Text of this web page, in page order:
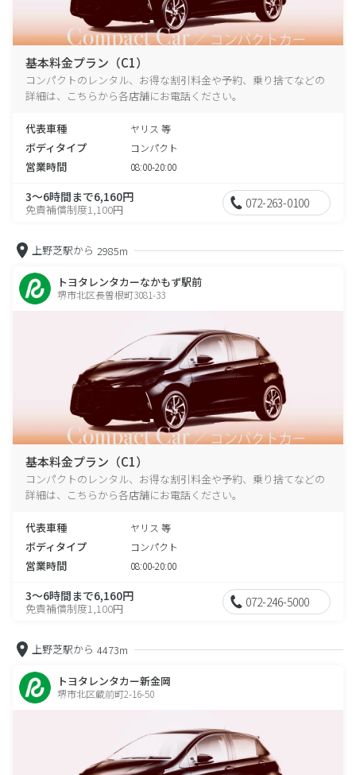
基本料金プラン（C1）
コンパクトのレンタル、お得な割引料金や予約、乗り捨てなどの
詳細は、こちらから各店舗にお電話ください。
代表車種 ヤリス 等
ボディタイプ コンパクト
営業時間 08:00-20:00
3～6時間まで6,160円
免責補償制度1,100円 072-263-0100
上野芝駅から 2985m
トヨタレンタカーなかもず駅前
堺市北区長曽根町3081-33
基本料金プラン（C1）
コンパクトのレンタル、お得な割引料金や予約、乗り捨てなどの
詳細は、こちらから各店舗にお電話ください。
代表車種 ヤリス 等
ボディタイプ コンパクト
営業時間 08:00-20:00
3～6時間まで6,160円
免責補償制度1,100円 072-246-5000
上野芝駅から 4473m
トヨタレンタカー新金岡
堺市北区蔵前町2-16-50